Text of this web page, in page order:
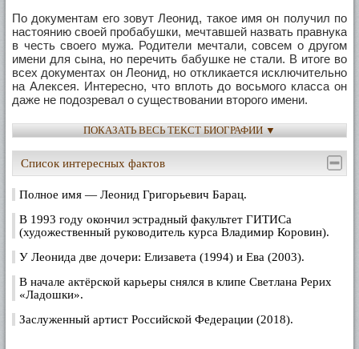
По документам его зовут Леонид, такое имя он получил по
настоянию своей пробабушки, мечтавшей назвать правнука
в честь своего мужа. Родители мечтали, совсем о другом
имени для сына, но перечить бабушке не стали. В итоге во
всех документах он Леонид, но откликается исключительно
на Алексея. Интересно, что вплоть до восьмого класса он
даже не подозревал о существовании второго имени.
С Ростиславом Хайтом Леонид дружит давно, если быть
точными, с первого класса.
Уже в шестом начали Леня и Слава начали придумывать
всякие “капустники”, школьные вечера и, естественно, на
уроки не ходили. Но зато их выступления проходили на
ура, и о них знал весь город. В детстве Леонид занимался
всем: ходил в музыкальную школу, на класс фортепьяно,
играл в футбол.
Родственники с юных лет прочили Леониду творческую
В 1988 году Леонид вместе с Ростиславом Хаитом был
зачислен на первый курс Государственного института
театрального искусства. На четвертом курсе у друзей
ПОКАЗАТЬ ВЕСЬ ТЕКСТ БИОГРАФИИ ▼
Список интересных фактов
Полное имя — Леонид Григорьевич Барац.
В 1993 году окончил эстрадный факультет ГИТИСа
(художественный руководитель курса Владимир Коровин).
У Леонида две дочери: Елизавета (1994) и Ева (2003).
В начале актёрской карьеры снялся в клипе Светлана Рерих
«Ладошки».
Заслуженный артист Российской Федерации (2018).